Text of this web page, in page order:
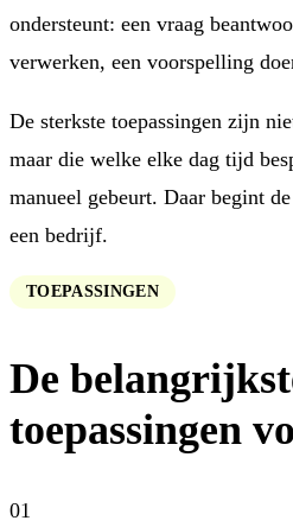
ondersteunt: een vraag
verwerken, een voorspelling
De sterkste toepassingen zijn
maar die welke elke dag tijd
manueel gebeurt. Daar begint
een bedrijf.
TOEPASSINGEN
De
toepassingen
01